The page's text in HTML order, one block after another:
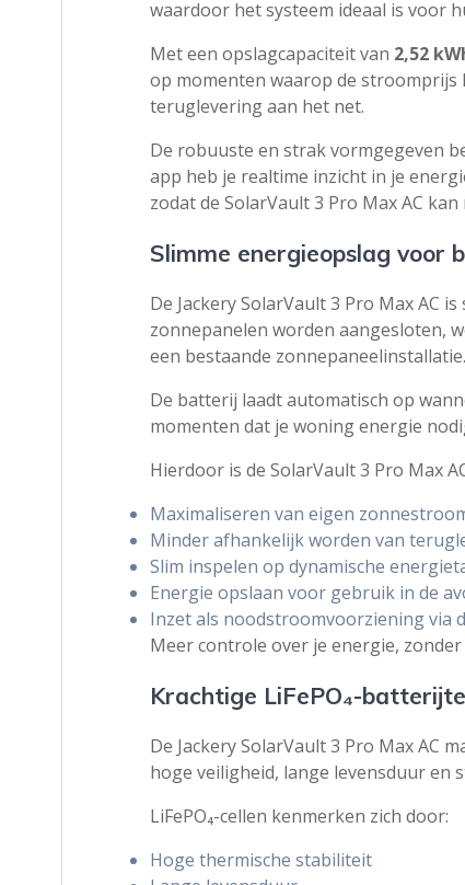
waardoor het systeem ideaal is voor
Met een opslagcapaciteit van 2,52
op momenten waarop de
teruglevering aan het net.
De robuuste en strak vormgegeven
app heb je realtime inzicht in je
zodat de SolarVault 3 Pro Max AC
Slimme energieopslag voor
De Jackery SolarVault 3 Pro Max AC
zonnepanelen worden aangesloten,
een bestaande zonnepaneelinstallatie.
De batterij laadt automatisch op
momenten dat je woning energie
Hierdoor is de SolarVault 3 Pro Max
Maximaliseren van eigen
Minder afhankelijk worden van
Slim inspelen op dynamische
Energie opslaan voor gebruik in de
Inzet als noodstroomvoorziening via
Meer controle over je energie,
Krachtige LiFePO₄-
De Jackery SolarVault 3 Pro Max AC
hoge veiligheid, lange levensduur en
LiFePO₄-cellen kenmerken zich door:
Hoge thermische stabiliteit